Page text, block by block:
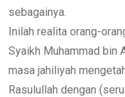
sebagainya.
Inilah realita orang-
Syaikh Muhammad bin
masa jahiliyah
Rasulullah dengan